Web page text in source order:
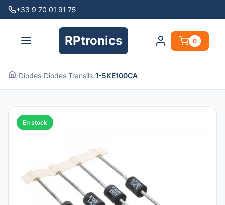
+33 9 70 01 91 75
RPtronics 0
›Diodes›Diodes Transils›1-5KE100CA
En stock